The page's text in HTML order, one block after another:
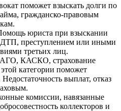
поможет взыскать долги по
гражданско-правовым
юриста при взыскании
преступлением или иными
третьих лиц.
КАСКО, страхование
категории поможет
выплат, отказ
комиссии, навязанные
коллекторов и